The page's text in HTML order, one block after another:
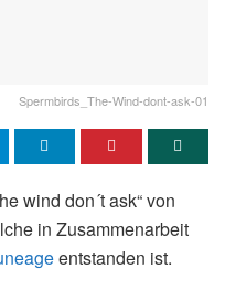
Spermbirds_The-Wind-dont-ask-01
wind don´t ask“ von
in Zusammenarbeit
entstanden ist.